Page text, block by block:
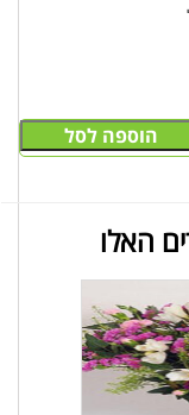
הוספה לסל
האלו